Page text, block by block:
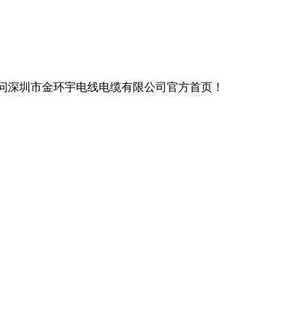
深圳市金环宇电线电缆有限公司官方首页！